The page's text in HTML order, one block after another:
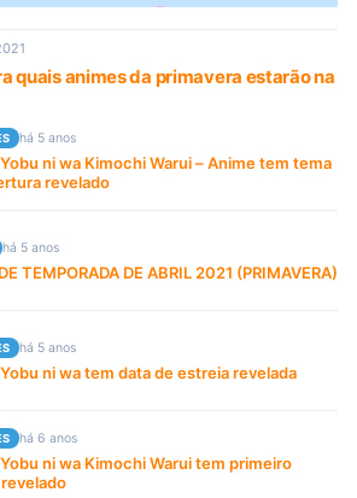
quais animes da primavera estarão na
há 5 anos
ni wa Kimochi Warui – Anime tem tema
revelado
há 5 anos
TEMPORADA DE ABRIL 2021 (PRIMAVERA)
há 5 anos
ni wa tem data de estreia revelada
há 6 anos
ni wa Kimochi Warui tem primeiro